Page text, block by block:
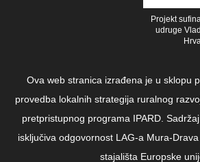
Projekt
udruge
Ova web stranica izrađena je u sklopu
provedba lokalnih strategija ruralnog
pretpristupnog programa IPARD.
isključiva odgovornost LAG-a Mura-
stajališta Europske